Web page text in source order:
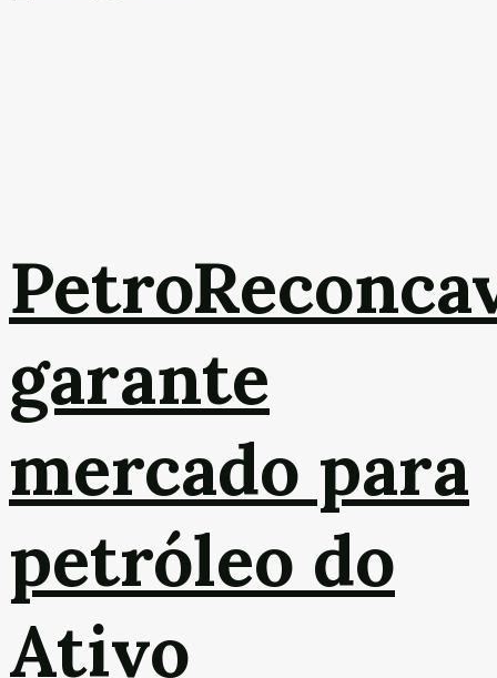
garante
mercado para
petróleo do
Ativo